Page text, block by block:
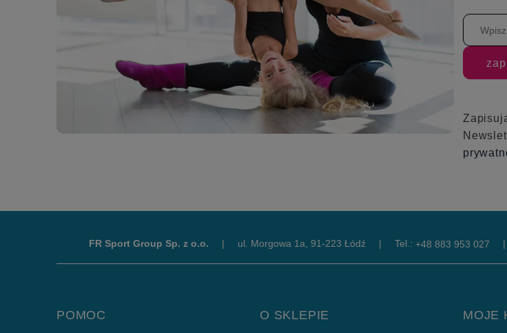
FR Sport Group Sp. z o.o. | ul. Morgowa 1a, 91-223 Łódź | Tel.: +48 883 953 027 |
POMOC O SKLEPIE MOJE